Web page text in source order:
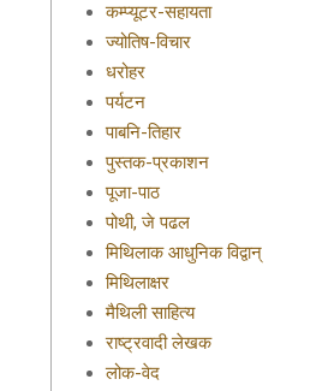
कम्प्यूटर-सहायता
ज्योतिष-विचार
धरोहर
पर्यटन
पाबनि-तिहार
पुस्तक-प्रकाशन
पूजा-पाठ
पोथी, जे पढल
मिथिलाक आधुनिक विद्वान्
मिथिलाक्षर
मैथिली साहित्य
राष्ट्रवादी लेखक
लोक-वेद